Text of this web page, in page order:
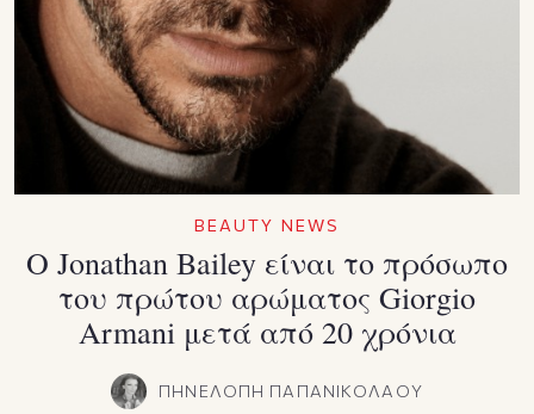
BEAUTY NEWS
Ο Jonathan Bailey είναι το πρόσωπο
του πρώτου αρώματος Giorgio
Armani μετά από 20 χρόνια
ΠΗΝΕΛΟΠΗ ΠΑΠΑΝΙΚΟΛΑΟΥ